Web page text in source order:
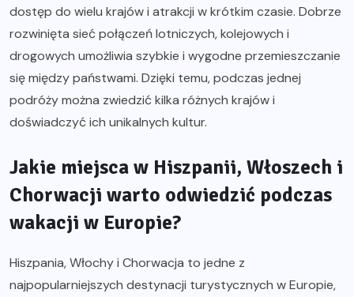
dostęp do wielu krajów i atrakcji w krótkim czasie. Dobrze
rozwinięta sieć połączeń lotniczych, kolejowych i
drogowych umożliwia szybkie i wygodne przemieszczanie
się między państwami. Dzięki temu, podczas jednej
podróży można zwiedzić kilka różnych krajów i
doświadczyć ich unikalnych kultur.
Jakie miejsca w Hiszpanii, Włoszech i
Chorwacji warto odwiedzić podczas
wakacji w Europie?
Hiszpania, Włochy i Chorwacja to jedne z
najpopularniejszych destynacji turystycznych w Europie,